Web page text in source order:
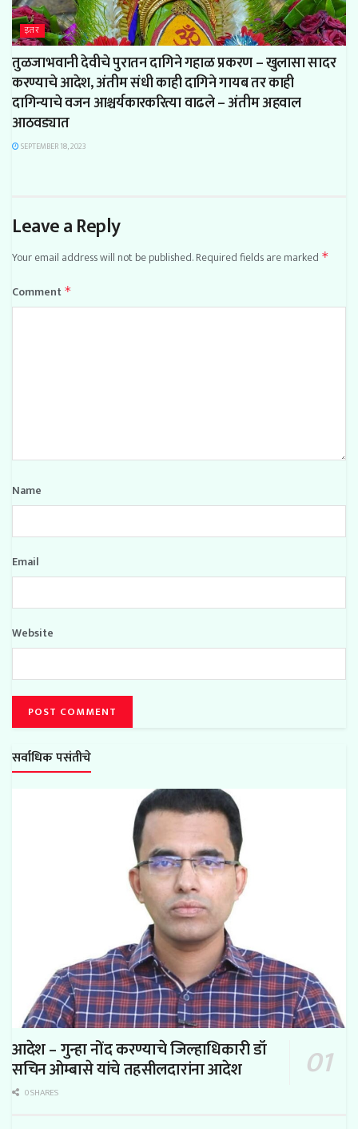
इतर
तुळजाभवानी देवीचे पुरातन दागिने गहाळ प्रकरण – खुलासा सादर
करण्याचे आदेश, अंतीम संधी काही दागिने गायब तर काही
दागिन्याचे वजन आश्चर्यकारकरित्या वाढले – अंतीम अहवाल
आठवड्यात
SEPTEMBER 18, 2023
Leave a Reply
Your email address will not be published.Required fields are marked *
Comment *
Name
Email
Website
सर्वाधिक पसंतीचे
आदेश – गुन्हा नोंद करण्याचे जिल्हाधिकारी डॉ
सचिन ओम्बासे यांचे तहसीलदारांना आदेश
0 SHARES